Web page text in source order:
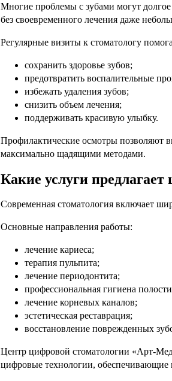
Многие проблемы с зубами могут
без своевременного лечения даже
Регулярные визиты к стоматологу
сохранить здоровье зубов;
предотвратить воспалительные
избежать удаления зубов;
снизить объем лечения;
поддерживать красивую улыбку.
Профилактические осмотры позволяют
максимально щадящими методами.
Какие услуги
Современная стоматология включает
Основные направления работы:
лечение кариеса;
терапия пульпита;
лечение периодонтита;
профессиональная гигиена
лечение корневых каналов;
эстетическая реставрация;
восстановление поврежденных
Центр цифровой стоматологии «Арт-
цифровые технологии, обеспечивающие